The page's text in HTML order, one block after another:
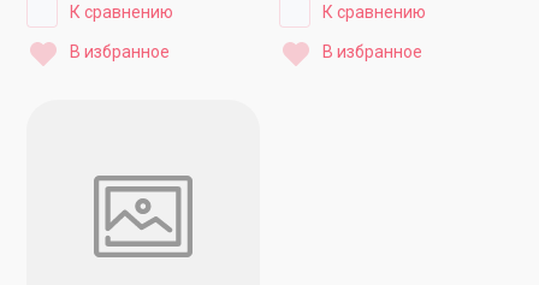
К сравнению
В избранное
К сравнению
В избранное